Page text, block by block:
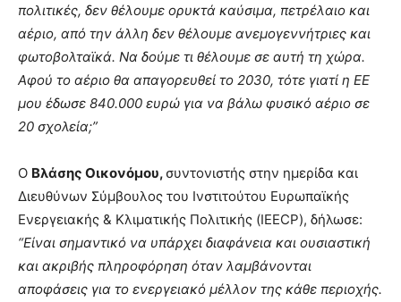
πολιτικές, δεν θέλουμε ορυκτά καύσιμα, πετρέλαιο και
αέριο, από την άλλη δεν θέλουμε ανεμογεννήτριες και
φωτοβολταϊκά. Να δούμε τι θέλουμε σε αυτή τη χώρα.
Αφού το αέριο θα απαγορευθεί το 2030, τότε γιατί η ΕΕ
μου έδωσε 840.000 ευρώ για να βάλω φυσικό αέριο σε
20 σχολεία;”
Ο Βλάσης Οικονόμου, συντονιστής στην ημερίδα και
Διευθύνων Σύμβουλος του Ινστιτούτου Ευρωπαϊκής
Ενεργειακής & Κλιματικής Πολιτικής (IEECP), δήλωσε:
“Είναι σημαντικό να υπάρχει διαφάνεια και ουσιαστική
και ακριβής πληροφόρηση όταν λαμβάνονται
αποφάσεις για το ενεργειακό μέλλον της κάθε περιοχής.